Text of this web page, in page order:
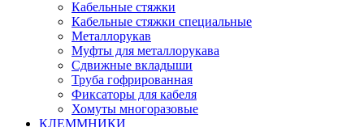
Кабельные стяжки
Кабельные стяжки специальные
Металлорукав
Муфты для металлорукава
Сдвижные вкладыши
Труба гофрированная
Фиксаторы для кабеля
Хомуты многоразовые
КЛЕММНИКИ